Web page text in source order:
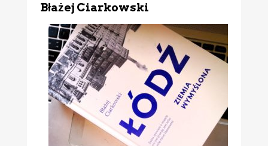
Błażej Ciarkowski